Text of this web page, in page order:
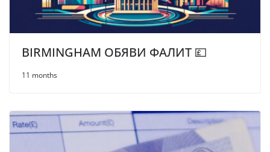
BIRMINGHAM ОБЯВИ ФАЛИТ 💷
11 months